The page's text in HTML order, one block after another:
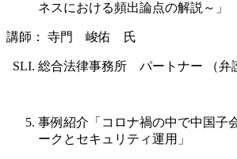
ネスにおける頻出論点の解説～」
講師： 寺門 峻佑 氏
総合法律事務所 パートナー （弁
事例紹介「コロナ禍の中で中国子
ークとセキュリティ運用」